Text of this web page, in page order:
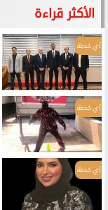
الأكثر قراءة
أي خدمة
أي خدمة
أي خدمة